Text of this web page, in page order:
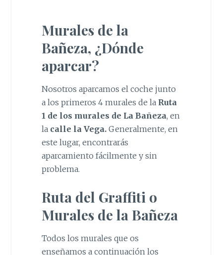
Murales de la
Bañeza, ¿Dónde
aparcar?
Nosotros aparcamos el coche junto
a los primeros 4 murales de la Ruta
1 de los murales de La Bañeza, en
la calle la Vega.Generalmente, en
este lugar, encontrarás
aparcamiento fácilmente y sin
problema.
Ruta del Graffiti o
Murales de la Bañeza
Todos los murales que os
enseñamos a continuación los